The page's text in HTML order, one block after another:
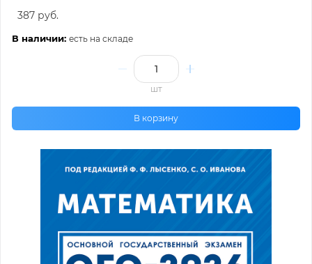
387 руб.
В наличии: есть на складе
шт
В корзину